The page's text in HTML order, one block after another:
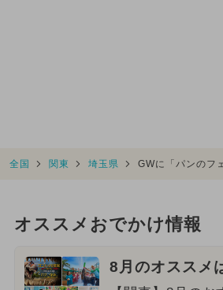
全国 関東 埼玉県 GWに「パンのフ
オススメおでかけ情報
8月のオススメ